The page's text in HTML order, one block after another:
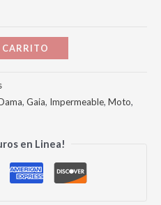
, Gaia, Impermeable, Moto,
en Linea!